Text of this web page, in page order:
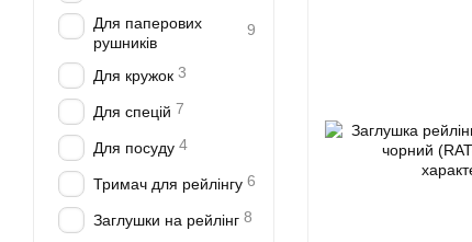
Для паперових
рушників
9
Для кружок 3
Для спецій 7
Для посуду 4
Тримач для рейлінгу 6
Заглушки на рейлінг 8